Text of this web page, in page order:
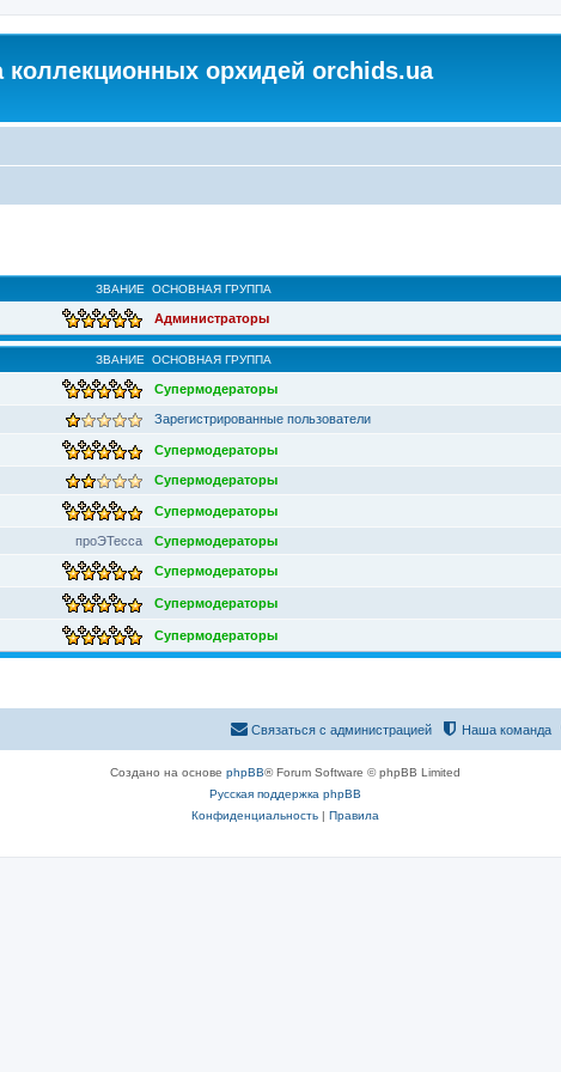
коллекционных орхидей orchids.ua
ЗВАНИЕ ОСНОВНАЯ ГРУППА
Администраторы
ЗВАНИЕ ОСНОВНАЯ ГРУППА
Супермодераторы
Зарегистрированные пользователи
Супермодераторы
Супермодераторы
Супермодераторы
проЭТесса Супермодераторы
Супермодераторы
Супермодераторы
Супермодераторы
Наша команда
Связаться с администрацией
Создано на основе phpBB® Forum Software © phpBB Limited
Русская поддержка phpBB
Конфиденциальность| Правила